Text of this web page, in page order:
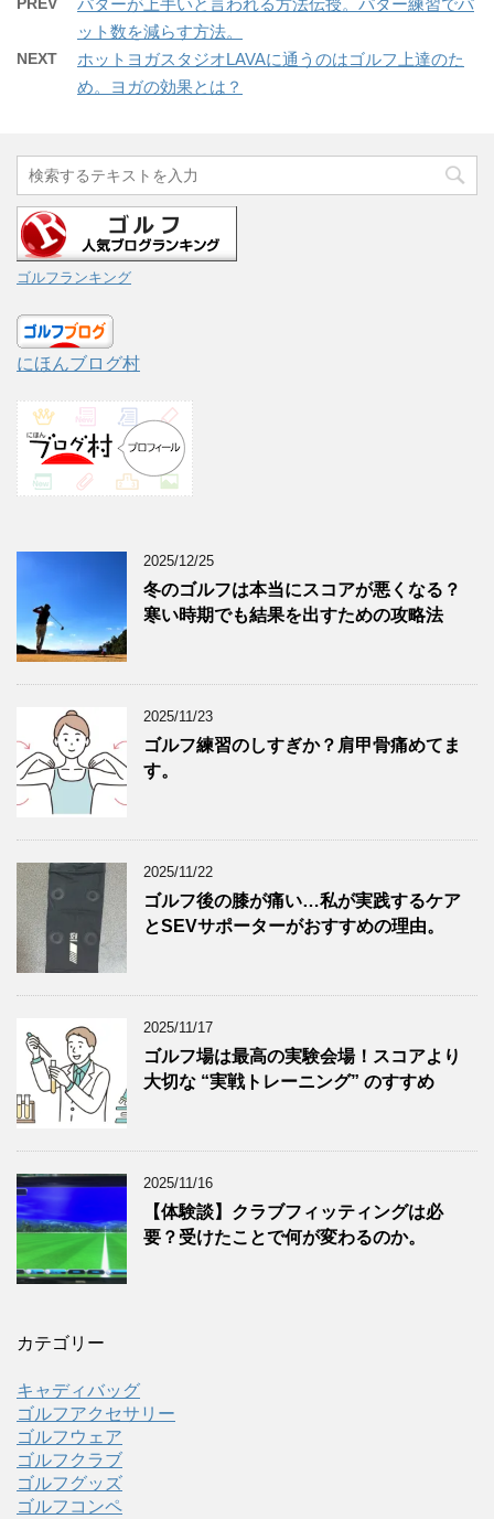
PREV
パターが上手いと言われる方法伝授。パター練習でパ
ット数を減らす方法。
NEXT
ホットヨガスタジオLAVAに通うのはゴルフ上達のた
め。ヨガの効果とは？
ゴルフランキング
にほんブログ村
2025/12/25
冬のゴルフは本当にスコアが悪くなる？
寒い時期でも結果を出すための攻略法
2025/11/23
ゴルフ練習のしすぎか？肩甲骨痛めてま
す。
2025/11/22
ゴルフ後の膝が痛い…私が実践するケア
とSEVサポーターがおすすめの理由。
2025/11/17
ゴルフ場は最高の実験会場！スコアより
大切な “実戦トレーニング” のすすめ
2025/11/16
【体験談】クラブフィッティングは必
要？受けたことで何が変わるのか。
カテゴリー
キャディバッグ
ゴルフアクセサリー
ゴルフウェア
ゴルフクラブ
ゴルフグッズ
ゴルフコンペ